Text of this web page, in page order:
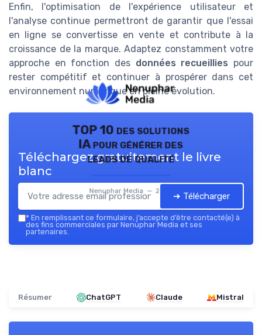
Enfin, l'optimisation de l'expérience utilisateur et
l'analyse continue permettront de garantir que l'essai
en ligne se convertisse en vente et contribute à la
croissance de la marque. Adaptez constamment votre
approche en fonction des données recueillies pour
rester compétitif et continuer à prospérer dans cet
environnement numérique en pleine évolution.
TOP 10 des solutions
IA pour générer des
leads de qualité
Nenuphar Media — 2026
Téléchargez gratuitement le livre
blanc
➔ Télécharger
* En remplissant ce formulaire, j’accepte d’être contacté(e) à
des fins commerciales par Nenuphar Media et ses
partenaires.
Résumer ChatGPT Claude Mistral